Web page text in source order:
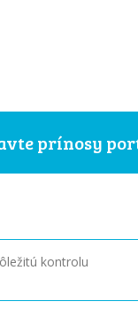
prínosy
kontrolu